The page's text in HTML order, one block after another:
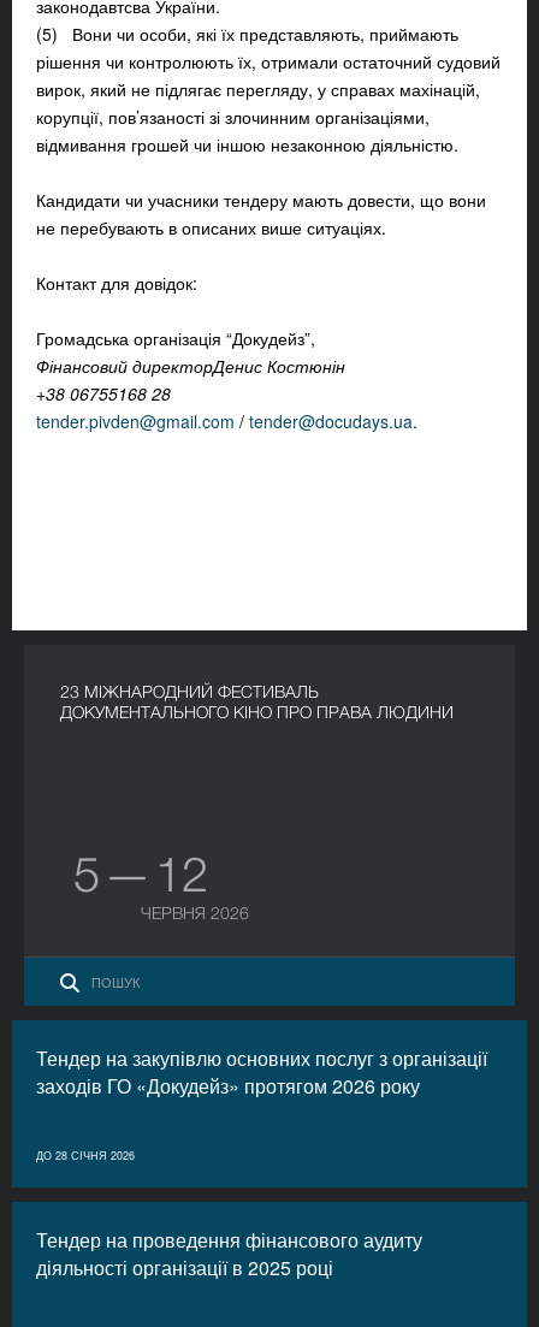
законодавтсва України.
(5) Вони чи особи, які їх представляють, приймають
рішення чи контролюють їх, отримали остаточний судовий
вирок, який не підлягає перегляду, у справах махінацій,
корупції, пов’язаності зі злочинним організаціями,
відмивання грошей чи іншою незаконною діяльністю.
Кандидати чи учасники тендеру мають довести, що вони
не перебувають в описаних више ситуаціях.
Контакт для довідок:
Громадська організація “Докудейз”,
Фінансовий директорДенис Костюнін
+38 06755168 28
tender.pivden@gmail.com / tender@docudays.ua.
23 МІЖНАРОДНИЙ ФЕСТИВАЛЬ
ДОКУМЕНТАЛЬНОГО КІНО ПРО ПРАВА ЛЮДИНИ
5 — 12
ЧЕРВНЯ 2026
Тендер на закупівлю основних послуг з організації
заходів ГО «Докудейз» протягом 2026 року
ДО 28 СІЧНЯ 2026
Тендер на проведення фінансового аудиту
діяльності організації в 2025 році